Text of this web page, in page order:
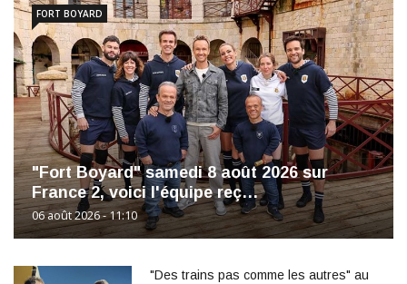
"Fort Boyard" samedi 8 août 2026 sur
France 2, voici l'équipe reç…
06 août 2026 - 11:10
FORT BOYARD
"Des trains pas comme les autres" au